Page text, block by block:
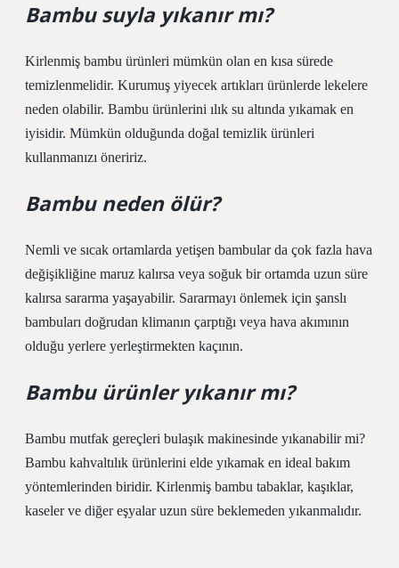
Bambu suyla yıkanır mı?
Kirlenmiş bambu ürünleri mümkün olan en kısa sürede
temizlenmelidir. Kurumuş yiyecek artıkları ürünlerde lekelere
neden olabilir. Bambu ürünlerini ılık su altında yıkamak en
iyisidir. Mümkün olduğunda doğal temizlik ürünleri
kullanmanızı öneririz.
Bambu neden ölür?
Nemli ve sıcak ortamlarda yetişen bambular da çok fazla hava
değişikliğine maruz kalırsa veya soğuk bir ortamda uzun süre
kalırsa sararma yaşayabilir. Sararmayı önlemek için şanslı
bambuları doğrudan klimanın çarptığı veya hava akımının
olduğu yerlere yerleştirmekten kaçının.
Bambu ürünler yıkanır mı?
Bambu mutfak gereçleri bulaşık makinesinde yıkanabilir mi?
Bambu kahvaltılık ürünlerini elde yıkamak en ideal bakım
yöntemlerinden biridir. Kirlenmiş bambu tabaklar, kaşıklar,
kaseler ve diğer eşyalar uzun süre beklemeden yıkanmalıdır.